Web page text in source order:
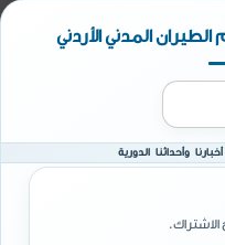
المدني الأردني
وأحداثنا الدورية